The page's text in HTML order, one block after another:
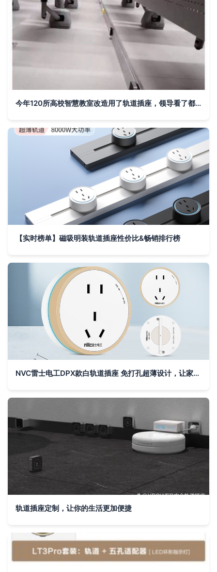
今年120所高校智慧教室改造用了轨道插座，领导看了都点赞！
【实时榜单】磁吸明装轨道插座性价比&畅销排行榜
NVC雷士电工DPX款白轨道插座 免打孔超薄设计，让家居用电更灵活
轨道插座定制，让你的生活更加便捷